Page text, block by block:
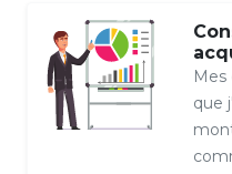
Mes
que